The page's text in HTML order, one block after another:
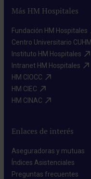
Más HM Hospitales
Fundación HM Hospitales​
Centro Universitario
Instituto HM Hospitales​
Intranet HM Hospitales​
HM CIOCC​
HM CIEC​
HM CINAC​
Enlaces de interés
Aseguradoras y mutuas​
Índices Asistenciales​
Preguntas frecuentes​